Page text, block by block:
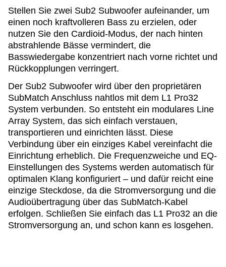
Stellen Sie zwei Sub2 Subwoofer aufeinander, um
einen noch kraftvolleren Bass zu erzielen, oder
nutzen Sie den Cardioid-Modus, der nach hinten
abstrahlende Bässe vermindert, die
Basswiedergabe konzentriert nach vorne richtet und
Rückkopplungen verringert.
Der Sub2 Subwoofer wird über den proprietären
SubMatch Anschluss nahtlos mit dem L1 Pro32
System verbunden. So entsteht ein modulares Line
Array System, das sich einfach verstauen,
transportieren und einrichten lässt. Diese
Verbindung über ein einziges Kabel vereinfacht die
Einrichtung erheblich. Die Frequenzweiche und EQ-
Einstellungen des Systems werden automatisch für
optimalen Klang konfiguriert – und dafür reicht eine
einzige Steckdose, da die Stromversorgung und die
Audioübertragung über das SubMatch-Kabel
erfolgen. Schließen Sie einfach das L1 Pro32 an die
Stromversorgung an, und schon kann es losgehen.